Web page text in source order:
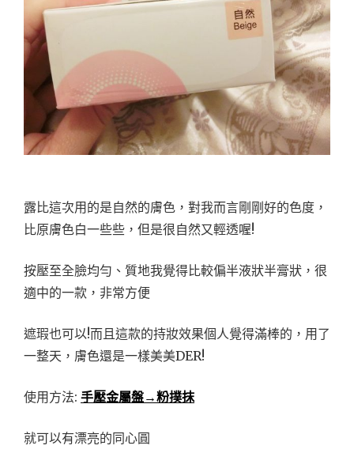
露比這次用的是自然的膚色，對我而言剛剛好的色度，
比原膚色白一些些，但是很自然又輕透喔!
按壓至全臉均勻、質地我覺得比較偏半液狀半膏狀，很
適中的一款，非常方便
遮瑕也可以!而且這款的持妝效果個人覺得滿棒的，用了
一整天，膚色還是一樣美美DER!
使用方法: 手壓金屬盤→粉撲抹
就可以有漂亮的同心圓